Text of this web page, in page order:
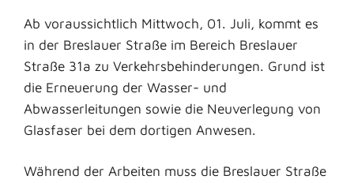
Ab voraussichtlich Mittwoch, 01. Juli, kommt es
in der Breslauer Straße im Bereich Breslauer
Straße 31a zu Verkehrsbehinderungen. Grund ist
die Erneuerung der Wasser- und
Abwasserleitungen sowie die Neuverlegung von
Glasfaser bei dem dortigen Anwesen.
Während der Arbeiten muss die Breslauer Straße